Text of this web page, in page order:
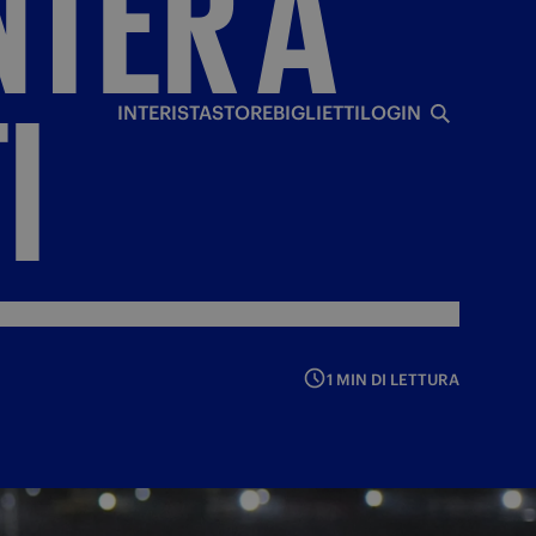
INTERISTASTOREBIGLIETTILOGIN
1 MIN DI LETTURA